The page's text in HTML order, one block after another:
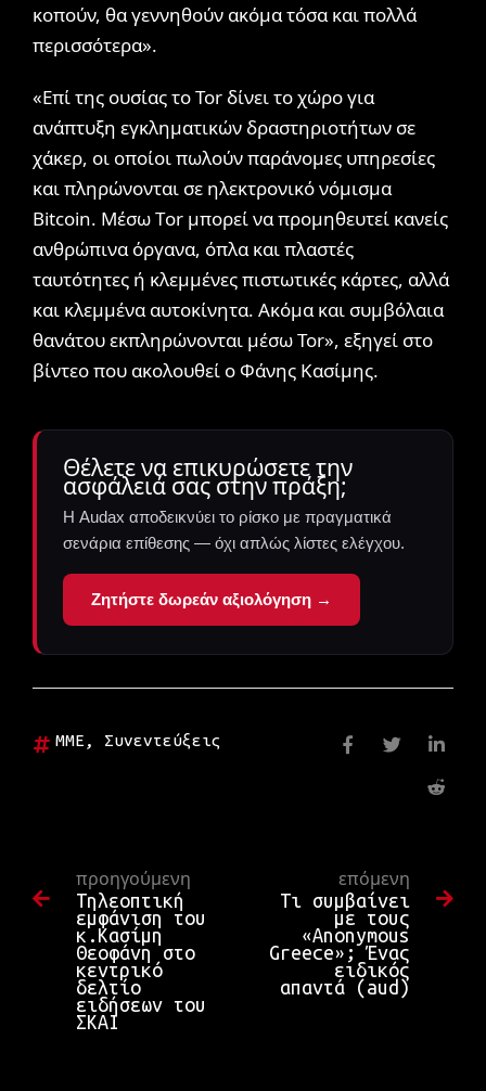
κοπούν, θα γεννηθούν ακόμα τόσα και πολλά
περισσότερα».
«Επί της ουσίας το Tor δίνει το χώρο για
ανάπτυξη εγκληματικών δραστηριοτήτων σε
χάκερ, οι οποίοι πωλούν παράνομες υπηρεσίες
και πληρώνονται σε ηλεκτρονικό νόμισμα
Bitcoin. Μέσω Τor μπορεί να προμηθευτεί κανείς
ανθρώπινα όργανα, όπλα και πλαστές
ταυτότητες ή κλεμμένες πιστωτικές κάρτες, αλλά
και κλεμμένα αυτοκίνητα. Ακόμα και συμβόλαια
θανάτου εκπληρώνονται μέσω Tor», εξηγεί στο
βίντεο που ακολουθεί ο Φάνης Κασίμης.
Θέλετε να επικυρώσετε την
ασφάλειά σας στην πράξη;
Η Audax αποδεικνύει το ρίσκο με πραγματικά
σενάρια επίθεσης — όχι απλώς λίστες ελέγχου.
Ζητήστε δωρεάν αξιολόγηση →
ΜΜΕ , Συνεντεύξεις
προηγούμενη
Τηλεοπτική
εμφάνιση του
κ.Κασίμη
Θεοφάνη στο
κεντρικό
δελτίο
ειδήσεων του
ΣΚΑΙ
επόμενη
Τι συμβαίνει
με τους
«Anonymous
Greece»; Ένας
ειδικός
απαντά (aud)